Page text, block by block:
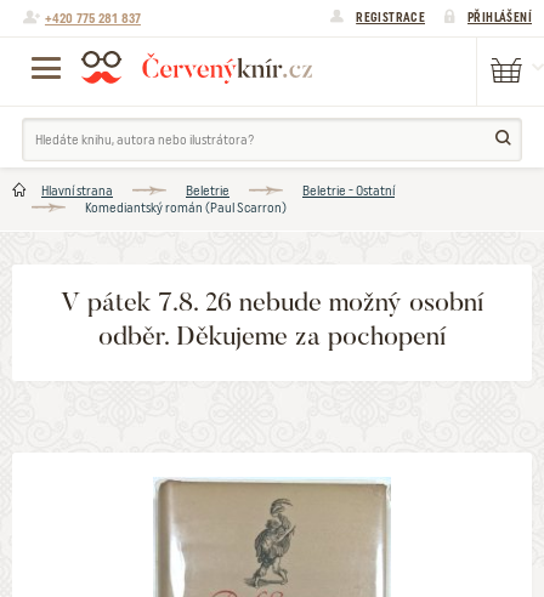
+420 775 281 837 REGISTRACE PŘIHLÁŠENÍ
Hlavní strana Beletrie
Beletrie - Ostatní
Komediantský román (Paul Scarron)
V pátek 7.8. 26 nebude možný osobní
odběr. Děkujeme za pochopení